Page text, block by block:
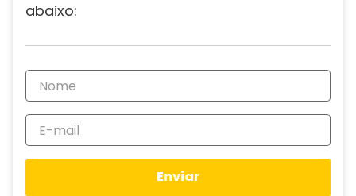
abaixo:
Enviar